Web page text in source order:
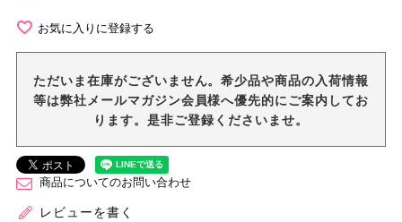
お気に入りに登録する
ただいま在庫がございません。希少品や商品の入荷情報
等は弊社メールマガジン会員様へ優先的にご案内してお
ります。是非ご登録くださいませ。
商品についてのお問い合わせ
レビューを書く